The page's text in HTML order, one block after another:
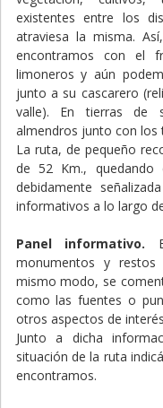
existentes entre los
atraviesa la misma.
encontramos con el
limoneros y aún
junto a su cascarero
valle). En tierras de
almendros junto con los
La ruta, de pequeño
de 52 Km., quedando
debidamente
informativos a lo largo
Panel informativo.
monumentos y
mismo modo, se
como las fuentes o
otros aspectos de
Junto a dicha
situación de la ruta
encontramos.